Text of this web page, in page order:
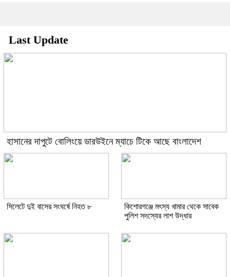
Last Update
হাসানের দাপুটে বোলিংয়ে ডারউইনে ম্যাচে টিকে আছে বাংলাদেশ
সিলেটে দুই বাসের সংঘর্ষে নিহত ৮
কিশোরগঞ্জে মৎস্য খামার থেকে সাবেক
পুলিশ সদস্যের লাশ উদ্ধার